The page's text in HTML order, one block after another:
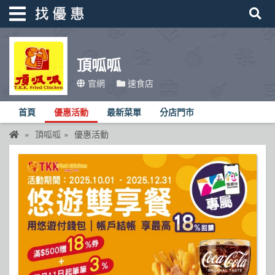
頂呱呱
官網 速食店
首頁 優惠活動 最新菜單 分店門市
頂呱呱 優惠活動
找優惠
首頁
優惠活動
折價卷
線上DM
找菜單
品牌總覽